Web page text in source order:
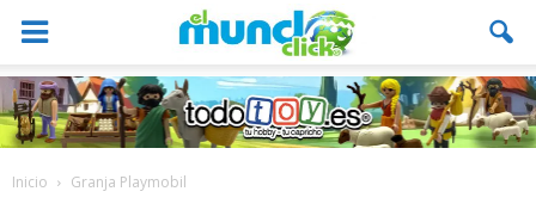
Inicio Granja Playmobil